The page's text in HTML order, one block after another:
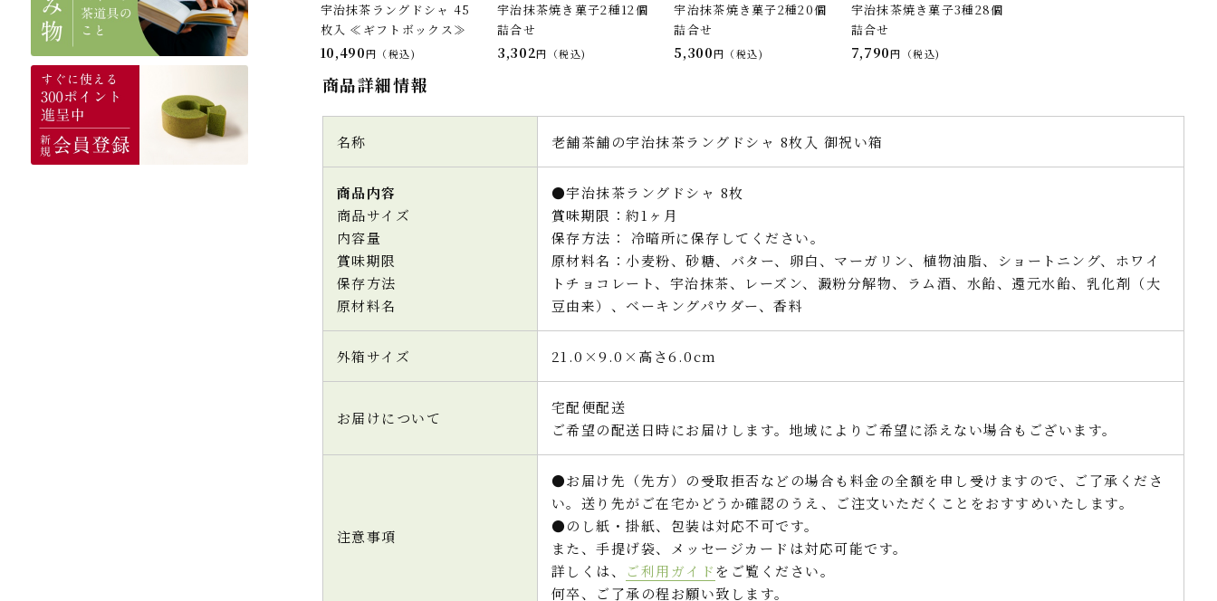
宇治抹茶ラングドシャ 45
枚入 ≪ギフトボックス≫
10,490 税込
宇治抹茶焼き菓子2種12個
詰合せ
3,302 税込
宇治抹茶焼き菓子2種20個
詰合せ
5,300 税込
宇治抹茶焼き菓子3種28個
詰合せ
7,790 税込
商品詳細情報
名称 老舗茶舗の宇治抹茶ラングドシャ 8枚入 御祝い箱
商品内容
商品サイズ
内容量
賞味期限
保存方法
原材料名
●宇治抹茶ラングドシャ 8枚
賞味期限：約1ヶ月
保存方法： 冷暗所に保存してください。
原材料名：小麦粉、砂糖、バター、卵白、マーガリン、植物油脂、ショートニング、ホワイ
トチョコレート、宇治抹茶、レーズン、澱粉分解物、ラム酒、水飴、還元水飴、乳化剤（大
豆由来）、ベーキングパウダー、香料
外箱サイズ 21.0×9.0×高さ6.0cm
お届けについて
宅配便配送
ご希望の配送日時にお届けします。地域によりご希望に添えない場合もございます。
注意事項
●お届け先（先方）の受取拒否などの場合も料金の全額を申し受けますので、ご了承くださ
い。送り先がご在宅かどうか確認のうえ、ご注文いただくことをおすすめいたします。
●のし紙・掛紙、包装は対応不可です。
また、手提げ袋、メッセージカードは対応可能です。
詳しくは、
ご利用ガイドをご覧ください。
何卒、ご了承の程お願い致します。